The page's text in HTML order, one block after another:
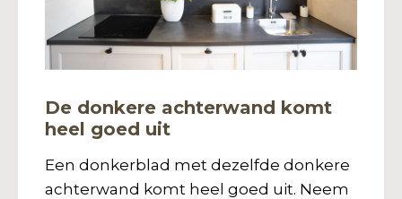
De donkere achterwand komt
heel goed uit
Een donkerblad met dezelfde donkere
achterwand komt heel goed uit. Neem